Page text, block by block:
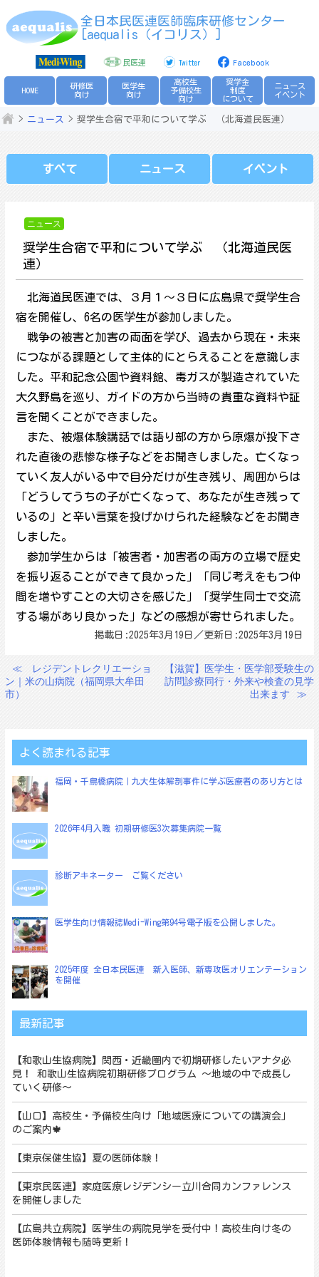
to
全日本民医連医師臨床研修センター
[aequalis（イコリス）]
民医連 Twitter Facebook
HOME
研修医
向け
医学生
向け
高校生
予備校生
向け
奨学金
制度
について
ニュース
イベント
ニュース 奨学生合宿で平和について学ぶ （北海道民医連）
すべて ニュース イベント
ニュース
奨学生合宿で平和について学ぶ （北海道民医
連）
北海道民医連では、３月１～３日に広島県で奨学生合
宿を開催し、6名の医学生が参加しました。
戦争の被害と加害の両面を学び、過去から現在・未来
につながる課題として主体的にとらえることを意識しま
した。平和記念公園や資料館、毒ガスが製造されていた
大久野島を巡り、ガイドの方から当時の貴重な資料や証
言を聞くことができました。
また、被爆体験講話では語り部の方から原爆が投下さ
れた直後の悲惨な様子などをお聞きしました。亡くなっ
ていく友人がいる中で自分だけが生き残り、周囲からは
「どうしてうちの子が亡くなって、あなたが生き残って
いるの」と辛い言葉を投げかけられた経験などをお聞き
しました。
参加学生からは「被害者・加害者の両方の立場で歴史
を振り返ることができて良かった」「同じ考えをもつ仲
間を増やすことの大切さを感じた」「奨学生同士で交流
する場があり良かった」などの感想が寄せられました。
掲載日:2025年3月19日／更新日:2025年3月19日
投
稿
シ
ョ
≪
レジデントレクリエーショ
ン｜米の山病院（福岡県大牟田
市）
【滋賀】医学生・医学部受験生の
訪問診療同行・外来や検査の見学
出来ます
≫
よく読まれる記事
福岡・千鳥橋病院｜九大生体解剖事件に学ぶ医療者のあり方とは
2026年4月入職 初期研修医3次募集病院一覧
診断アキネーター ご覧ください
医学生向け情報誌Medi-Wing第94号電子版を公開しました。
2025年度 全日本民医連 新入医師、新専攻医オリエンテーション
を開催
最新記事
【和歌山生協病院】関西・近畿圏内で初期研修したいアナタ必
見！ 和歌山生協病院初期研修プログラム ～地域の中で成長し
ていく研修～
【山口】高校生・予備校生向け「地域医療についての講演会」
のご案内🍁
【東京保健生協】夏の医師体験！
【東京民医連】家庭医療レジデンシー立川合同カンファレンス
を開催しました
【広島共立病院】医学生の病院見学を受付中！高校生向け冬の
医師体験情報も随時更新！